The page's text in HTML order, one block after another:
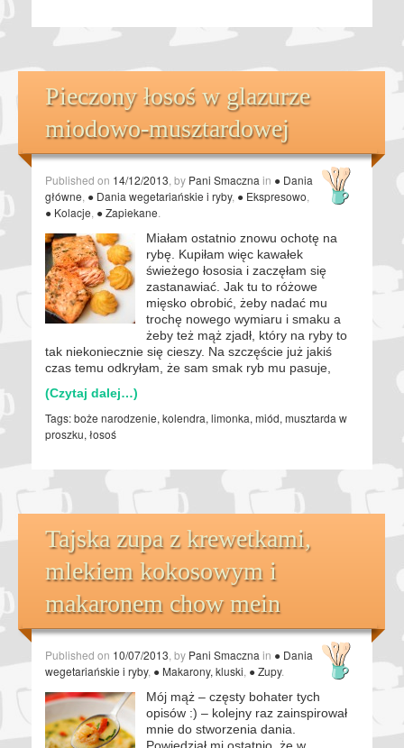
Pieczony łosoś w glazurze
miodowo-musztardowej
Published on 14/12/2013 , by Pani Smaczna in ● Dania
główne ● Dania wegetariańskie i ryby, ● Ekspresowo
● Kolacje ● Zapiekane
Miałam ostatnio znowu ochotę na
rybę. Kupiłam więc kawałek
świeżego łososia i zaczęłam się
zastanawiać. Jak tu to różowe
mięsko obrobić, żeby nadać mu
trochę nowego wymiaru i smaku a
żeby też mąż zjadł, który na ryby to
tak niekoniecznie się cieszy. Na szczęście już jakiś
czas temu odkryłam, że sam smak ryb mu pasuje,
(Czytaj dalej…)
Tags:boże narodzenie, kolendra, limonka, miód, musztarda w
proszku, łosoś
Tajska zupa z krewetkami,
mlekiem kokosowym i
makaronem chow mein
Published on 10/07/2013 , by Pani Smaczna in ● Dania
wegetariańskie i ryby, ● Makarony, kluski ● Zupy.
Mój mąż – częsty bohater tych
opisów :) – kolejny raz zainspirował
mnie do stworzenia dania.
Powiedział mi ostatnio, że w